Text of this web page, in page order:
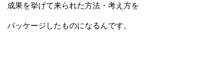
成果を挙げて来られた方法・考え方を
パッケージしたものになるんです。